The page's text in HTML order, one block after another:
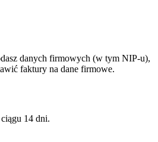
danych firmowych (w tym NIP-u),
faktury na dane firmowe.
14 dni.